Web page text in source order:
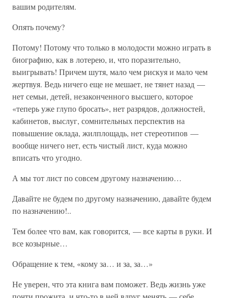
вашим родителям.
Опять почему?
Потому! Потому что только в молодости можно играть в
биографию, как в лотерею, и, что поразительно,
выигрывать! Причем шутя, мало чем рискуя и мало чем
жертвуя. Ведь ничего еще не мешает, не тянет назад —
нет семьи, детей, незаконченного высшего, которое
«теперь уже глупо бросать», нет разрядов, должностей,
кабинетов, выслуг, сомнительных перспектив на
повышение оклада, жилплощадь, нет стереотипов —
вообще ничего нет, есть чистый лист, куда можно
вписать что угодно.
А мы тот лист по совсем другому назначению…
Давайте не будем по другому назначению, давайте будем
по назначению!..
Тем более что вам, как говорится, — все карты в руки. И
все козырные…
Обращение к тем, «кому за… и за, за…»
Не уверен, что эта книга вам поможет. Ведь жизнь уже